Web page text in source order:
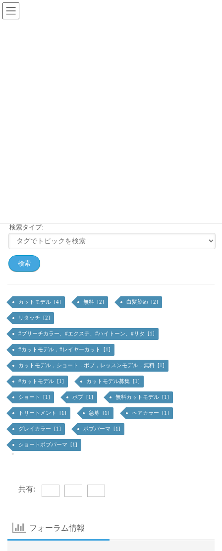
コ
ン
ナ
ビ
検索タイプ:
カットモデル [4] 無料 [2] 白髪染め [2]
リタッチ [2]
#ブリーチカラー、#エクステ、#ハイトーン、#リタ [1]
#カットモデル，#レイヤーカット [1]
カットモデル，ショート，ボブ，レッスンモデル，無料 [1]
#カットモデル [1] カットモデル募集 [1]
ショート [1] ボブ [1] 無料カットモデル [1]
トリートメント [1] 急募 [1] ヘアカラー [1]
グレイカラー [1] ボブパーマ [1]
ショートボブパーマ [1]
共有:
フォーラム情報